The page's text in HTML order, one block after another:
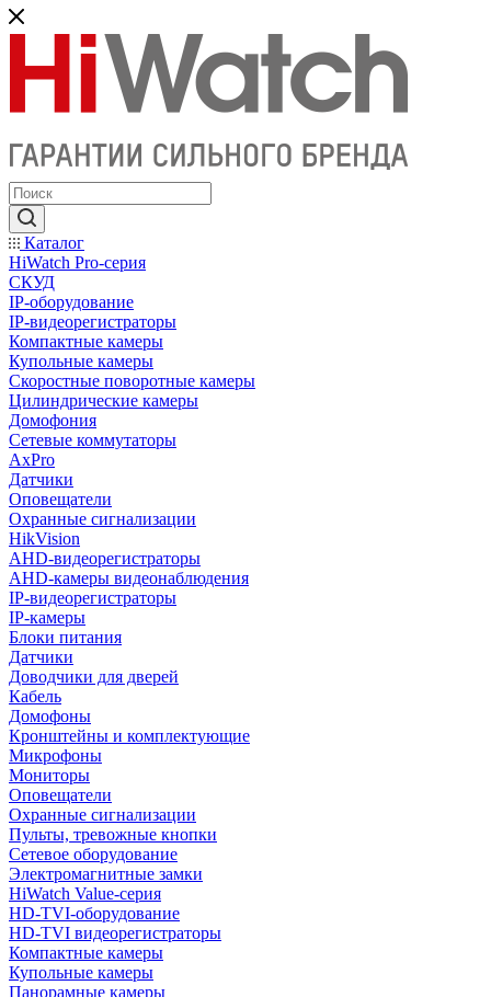
Каталог
HiWatch Pro-серия
CКУД
IP-оборудование
IP-видеорегистраторы
Компактные камеры
Купольные камеры
Скоростные поворотные камеры
Цилиндрические камеры
Домофония
Сетевые коммутаторы
AxPro
Датчики
Оповещатели
Охранные сигнализации
HikVision
AHD-видеорегистраторы
AHD-камеры видеонаблюдения
IP-видеорегистраторы
IP-камеры
Блоки питания
Датчики
Доводчики для дверей
Кабель
Домофоны
Кронштейны и комплектующие
Микрофоны
Мониторы
Оповещатели
Охранные сигнализации
Пульты, тревожные кнопки
Сетевое оборудование
Электромагнитные замки
HiWatch Value-серия
HD-TVI-оборудование
HD-TVI видеорегистраторы
Компактные камеры
Купольные камеры
Панорамные камеры